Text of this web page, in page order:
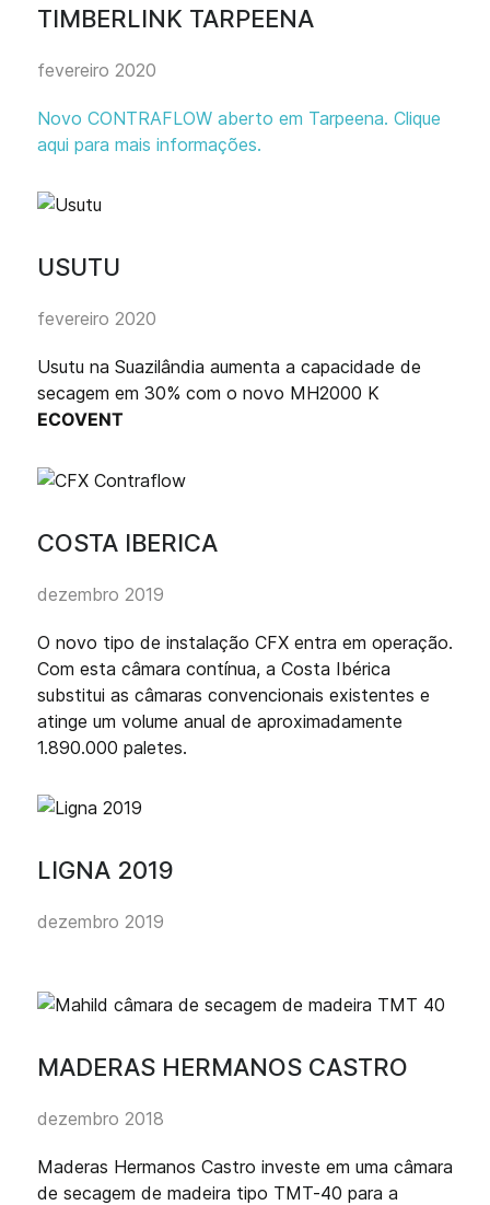
TIMBERLINK TARPEENA
fevereiro 2020
Novo CONTRAFLOW aberto em Tarpeena. Clique
aqui para mais informações.
USUTU
fevereiro 2020
Usutu na Suazilândia aumenta a capacidade de
secagem em 30% com o novo MH2000 K
ECOVENT
COSTA IBERICA
dezembro 2019
O novo tipo de instalação CFX entra em operação.
Com esta câmara contínua, a Costa Ibérica
substitui as câmaras convencionais existentes e
atinge um volume anual de aproximadamente
1.890.000 paletes.
LIGNA 2019
dezembro 2019
MADERAS HERMANOS CASTRO
dezembro 2018
Maderas Hermanos Castro investe em uma câmara
de secagem de madeira tipo TMT-40 para a